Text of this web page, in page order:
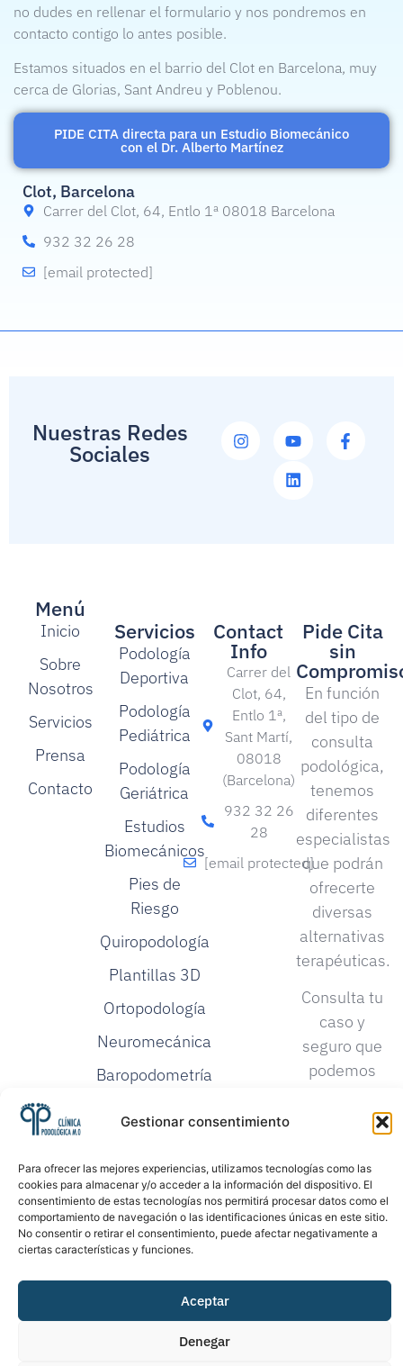
Gestionar consentimiento
Para ofrecer las mejores experiencias, utilizamos tecnologías como las
cookies para almacenar y/o acceder a la información del dispositivo. El
consentimiento de estas tecnologías nos permitirá procesar datos como el
comportamiento de navegación o las identificaciones únicas en este sitio.
No consentir o retirar el consentimiento, puede afectar negativamente a
ciertas características y funciones.
Aceptar
Denegar
no dudes en rellenar el formulario y nos pondremos en
contacto contigo lo antes posible.
Estamos situados en el barrio del Clot en Barcelona, muy
cerca de Glorias, Sant Andreu y Poblenou.
PIDE CITA directa para un Estudio Biomecánico
con el Dr. Alberto Martínez
Clot, Barcelona
Carrer del Clot, 64, Entlo 1ª 08018 Barcelona
932 32 26 28
[email protected]
Nuestras Redes
Sociales
Menú
Inicio
Sobre
Nosotros
Servicios
Prensa
Contacto
Servicios
Podología
Deportiva
Podología
Pediátrica
Podología
Geriátrica
Estudios
Biomecánicos
Pies de
Riesgo
Quiropodología
Plantillas 3D
Ortopodología
Neuromecánica
Baropodometría
Podológica
Proloterapia
Contact
Info
Carrer del
Clot, 64,
Entlo 1ª,
Sant Martí,
08018
(Barcelona)
932 32 26
28
[email protected]
Pide Cita
sin
En función
del tipo de
consulta
podológica,
tenemos
diferentes
especialistas
que podrán
ofrecerte
diversas
alternativas
terapéuticas.
Consulta tu
caso y
seguro que
podemos
solución.
©2026. Todos los
derechos reservados
Política de Privacidad